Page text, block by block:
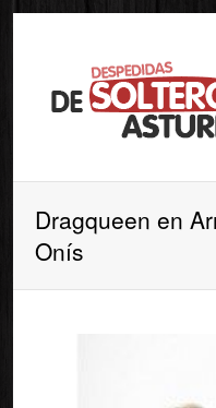
Dragqueen en
Onís